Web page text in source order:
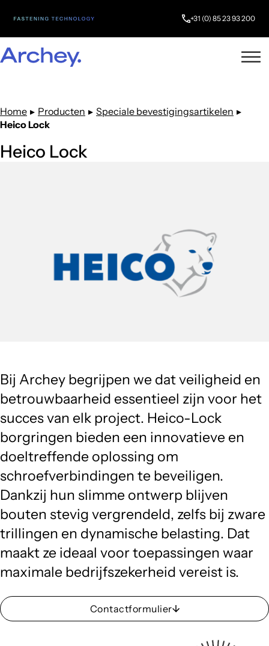
+31 (0) 85 23 93 200
Home ▸ Producten ▸ Speciale bevestigingsartikelen ▸
Heico Lock
Heico Lock
Bij Archey begrijpen we dat veiligheid en
betrouwbaarheid essentieel zijn voor het
succes van elk project. Heico-Lock
borgringen bieden een innovatieve en
doeltreffende oplossing om
schroefverbindingen te beveiligen.
Dankzij hun slimme ontwerp blijven
bouten stevig vergrendeld, zelfs bij zware
trillingen en dynamische belasting. Dat
maakt ze ideaal voor toepassingen waar
maximale bedrijfszekerheid vereist is.
Contactformulier